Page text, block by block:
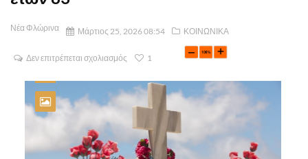
Νέα Φλώρινα Μάρτιος 25, 2026 08:54 ΚΟΙΝΩΝΙΚΑ
Δεν επιτρέπεται σχολιασμός 1